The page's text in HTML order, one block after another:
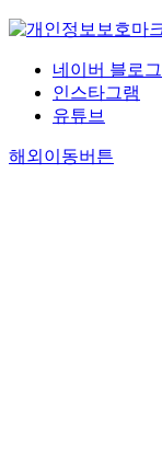
네이버 블로그
인스타그램
유튜브
해외이동버튼